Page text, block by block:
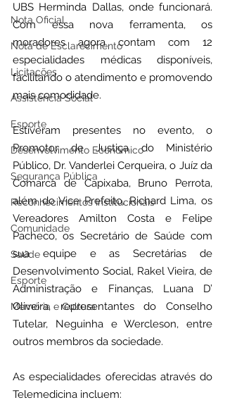
Nota Oficial
Nota de Esclarecimento
Licitações
Assistência Social
Esporte
Desenvolvimento Econômico
Segurança Pública
Reconhecimentos Institucionais
Comunidade
Saúde
Esporte
Memória e Cultura
UBS Herminda Dallas, onde funcionará.
Com essa nova ferramenta, os
moradores agora contam com 12
especialidades médicas disponíveis,
facilitando o atendimento e promovendo
mais comodidade.
Estiveram presentes no evento, o
Promotor de Justiça do Ministério
Público, Dr. Vanderlei Cerqueira, o Juíz da
Comarca de Capixaba, Bruno Perrota,
além do Vice Prefeito, Richard Lima, os
Vereadores Amilton Costa e Felipe
Pacheco, os Secretário de Saúde com
sua equipe e as Secretárias de
Desenvolvimento Social, Rakel Vieira, de
Administração e Finanças, Luana D’
Oliveira, representantes do Conselho
Tutelar, Neguinha e Wercleson, entre
outros membros da sociedade.
As especialidades oferecidas através do
Telemedicina incluem: